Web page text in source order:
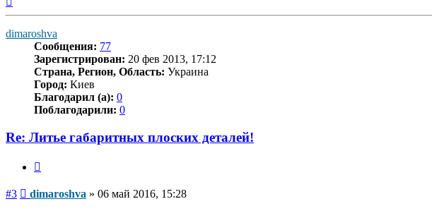
dimaroshva
Сообщения: 77
Зарегистрирован: 20 фев 2013, 17:12
Страна, Регион, Область: Украина
Город: Киев
Благодарил (а): 0
Поблагодарили: 0
Re: Литье габаритных плоских деталей!
#3 Сообщение
dimaroshva » 06 май 2016, 15:28